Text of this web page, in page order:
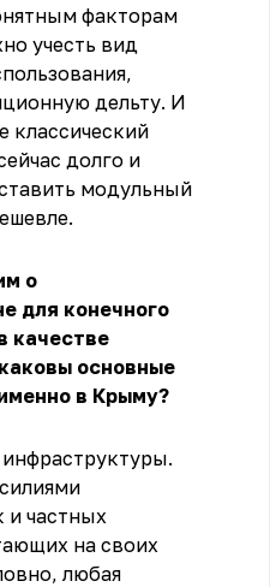
факторам
учесть вид
дельту. И
классический
долго и
модульный
о
для конечного
качестве
основные
в Крыму?
и частных
на своих
любая